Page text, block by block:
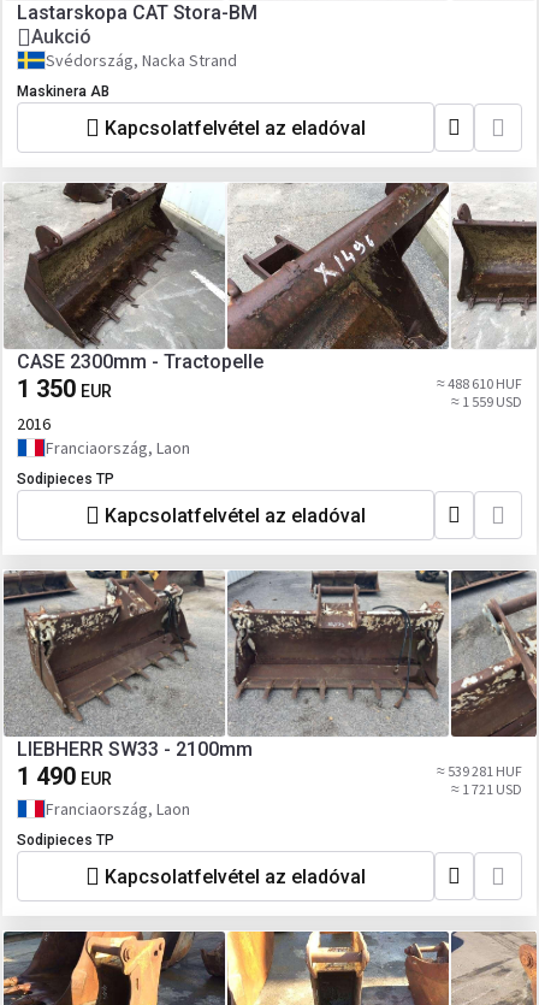
Lastarskopa CAT Stora-BM
Aukció
Svédország, Nacka Strand
Maskinera AB
Kapcsolatfelvétel az eladóval
CASE 2300mm - Tractopelle
1 350 EUR
≈ 488 610 HUF
≈ 1 559 USD
2016
Franciaország, Laon
Sodipieces TP
Kapcsolatfelvétel az eladóval
LIEBHERR SW33 - 2100mm
1 490 EUR
≈ 539 281 HUF
≈ 1 721 USD
Franciaország, Laon
Sodipieces TP
Kapcsolatfelvétel az eladóval